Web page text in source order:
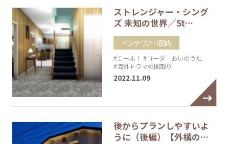
ストレンジャー・シング
ズ 未知の世界／St…
インテリア・収納
#エール！ #コーダ あいのうた
#海外ドラマの間取り
2022.11.09
後からプランしやすいよ
うに（後編）【外構の…